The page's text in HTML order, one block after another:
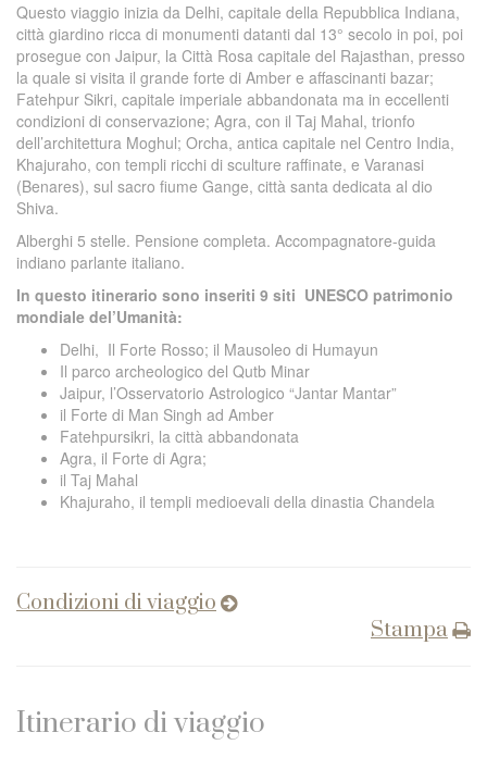
Questo viaggio inizia da Delhi, capitale della Repubblica Indiana,
città giardino ricca di monumenti datanti dal 13° secolo in poi, poi
prosegue con Jaipur, la Città Rosa capitale del Rajasthan, presso
la quale si visita il grande forte di Amber e affascinanti bazar;
Fatehpur Sikri, capitale imperiale abbandonata ma in eccellenti
condizioni di conservazione; Agra, con il Taj Mahal, trionfo
dell’architettura Moghul; Orcha, antica capitale nel Centro India,
Khajuraho, con templi ricchi di sculture raffinate, e Varanasi
(Benares), sul sacro fiume Gange, città santa dedicata al dio
Shiva.
Alberghi 5 stelle. Pensione completa. Accompagnatore-guida
indiano parlante italiano.
In questo itinerario sono inseriti 9 siti UNESCO patrimonio
mondiale del’Umanità:
Delhi, Il Forte Rosso; il Mausoleo di Humayun
Il parco archeologico del Qutb Minar
Jaipur, l’Osservatorio Astrologico “Jantar Mantar”
il Forte di Man Singh ad Amber
Fatehpursikri, la città abbandonata
Agra, il Forte di Agra;
il Taj Mahal
Khajuraho, il templi medioevali della dinastia Chandela
Condizioni di viaggio
Stampa
Itinerario di viaggio